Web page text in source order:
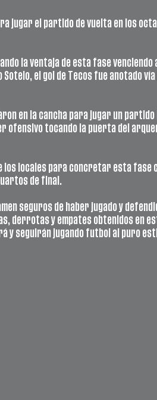
jugar el partido de vuelta en los
la ventaja de esta fase venciendo
el gol de Tecos fue anotado
en la cancha para jugar un partido
ofensivo tocando la puerta del
los locales para concretar esta fase
de final.
seguros de haber jugado y
derrotas y empates obtenidos en
y seguirán jugando futbol al puro